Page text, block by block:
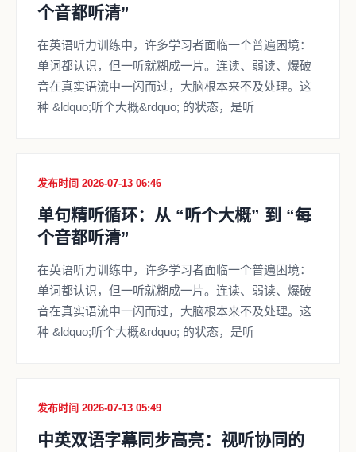
个音都听清”
在英语听力训练中，许多学习者面临一个普遍困境：
单词都认识，但一听就糊成一片。连读、弱读、爆破
音在真实语流中一闪而过，大脑根本来不及处理。这
种 &ldquo;听个大概&rdquo; 的状态，是听
发布时间 2026-07-13 06:46
单句精听循环：从 “听个大概” 到 “每
个音都听清”
在英语听力训练中，许多学习者面临一个普遍困境：
单词都认识，但一听就糊成一片。连读、弱读、爆破
音在真实语流中一闪而过，大脑根本来不及处理。这
种 &ldquo;听个大概&rdquo; 的状态，是听
发布时间 2026-07-13 05:49
中英双语字幕同步高亮：视听协同的